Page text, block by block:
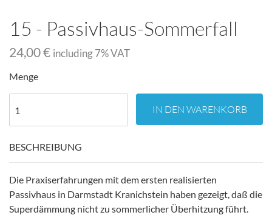
15 - Passivhaus-Sommerfall
24,00 € including 7% VAT
Menge
IN DEN WARENKORB
BESCHREIBUNG
Die Praxiserfahrungen mit dem ersten realisierten
Passivhaus in Darmstadt Kranichstein haben gezeigt, daß die
Superdämmung nicht zu sommerlicher Überhitzung führt.